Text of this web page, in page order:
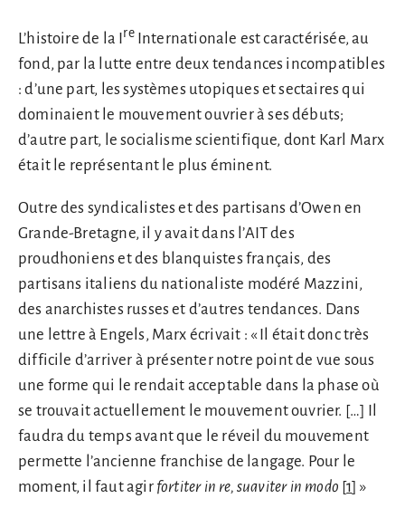
L’histoire de la I re Internationale est caractérisée, au
fond, par la lutte entre deux tendances incompatibles
: d’une part, les systèmes utopiques et sectaires qui
dominaient le mouvement ouvrier à ses débuts;
d’autre part, le socialisme scientifique, dont Karl Marx
était le représentant le plus éminent.
Outre des syndicalistes et des partisans d’Owen en
Grande-Bretagne, il y avait dans l’AIT des
proudhoniens et des blanquistes français, des
partisans italiens du nationaliste modéré Mazzini,
des anarchistes russes et d’autres tendances. Dans
une lettre à Engels, Marx écrivait : « Il était donc très
difficile d’arriver à présenter notre point de vue sous
une forme qui le rendait acceptable dans la phase où
se trouvait actuellement le mouvement ouvrier. […] Il
faudra du temps avant que le réveil du mouvement
permette l’ancienne franchise de langage. Pour le
moment, il faut agir fortiter in re, suaviter in modo [1] »